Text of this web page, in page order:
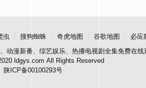
虫 搜狗蜘蛛 奇虎地图 谷歌地图
必应
动漫新番、综艺娱乐、热播电视剧全集免费在线
ldgys.com All Rights Reserved
陕ICP备00100293号